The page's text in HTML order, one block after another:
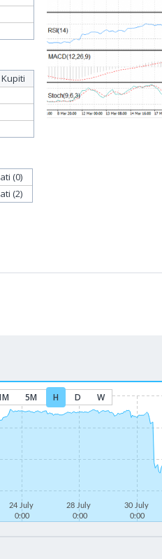
(0)
(2)
5M H D W
24 July
0:00
28 July
0:00
30 July
0:00